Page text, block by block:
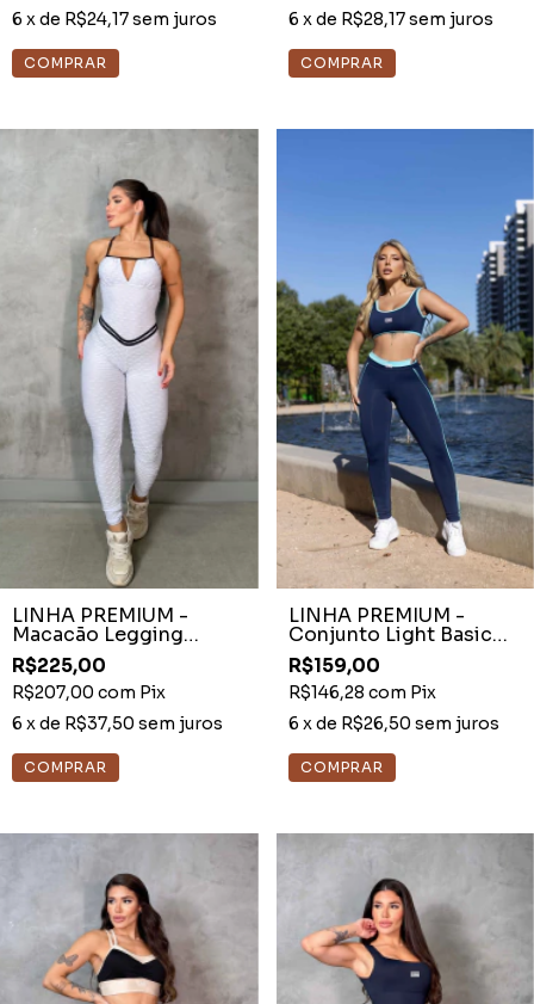
6 x de R$24,17sem juros
6 x de R$28,17sem juros
LINHA PREMIUM -
Macacão Legging
Brocado Branco Decote
Fixo
R$225,00
R$207,00 com Pix
6 x de R$37,50 sem juros
LINHA PREMIUM -
Conjunto Light Basic
Azul Marinho com
Garoa
R$159,00
R$146,28 com Pix
6 x de R$26,50 sem juros